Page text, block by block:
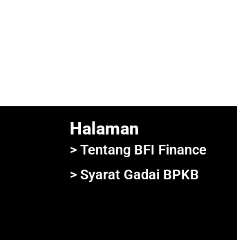
Halaman
> Tentang BFI Finance
> Syarat Gadai BPKB